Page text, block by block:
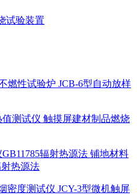
试验装置
JCB-6型自动放样
触摸屏建材制品燃烧
铺地材料
热源法
JCY-3型微机触屏